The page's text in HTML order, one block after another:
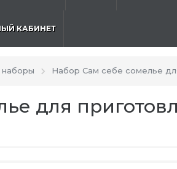
КАБИНЕТ
Набор Сам себе сомелье
для